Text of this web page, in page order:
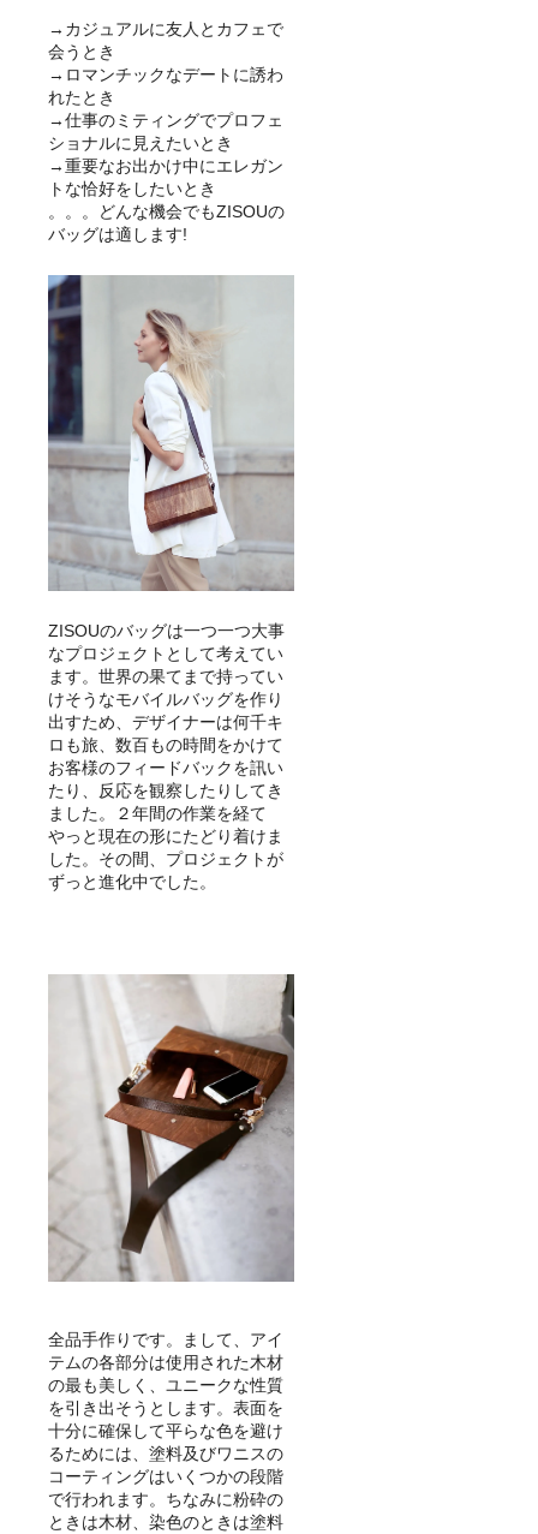
→カジュアルに友人とカフェで
会うとき
→ロマンチックなデートに誘わ
れたとき
→仕事のミティングでプロフェ
ショナルに見えたいとき
→重要なお出かけ中にエレガン
トな恰好をしたいとき
。。。どんな機会でもZISOUの
バッグは適します!
ZISOUのバッグは一つ一つ大事
なプロジェクトとして考えてい
ます。世界の果てまで持ってい
けそうなモバイルバッグを作り
出すため、デザイナーは何千キ
ロも旅、数百もの時間をかけて
お客様のフィードバックを訊い
たり、反応を観察したりしてき
ました。２年間の作業を経て
やっと現在の形にたどり着けま
した。その間、プロジェクトが
ずっと進化中でした。
全品手作りです。まして、アイ
テムの各部分は使用された木材
の最も美しく、ユニークな性質
を引き出そうとします。表面を
十分に確保して平らな色を避け
るためには、塗料及びワニスの
コーティングはいくつかの段階
で行われます。ちなみに粉砕の
ときは木材、染色のときは塗料